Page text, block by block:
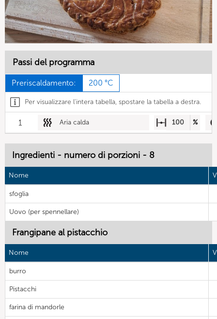
Passi del programma
Preriscaldamento: 200 °C
Per visualizzare l'intera tabella, spostare la tabella a destra.
1 Aria calda 100 %
Ingredienti - numero di porzioni - 8
Nome
sfoglia
Uovo (per spennellare)
Frangipane al pistacchio
Nome
burro
Pistacchi
farina di mandorle